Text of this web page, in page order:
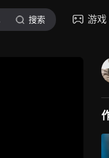
搜索 游戏